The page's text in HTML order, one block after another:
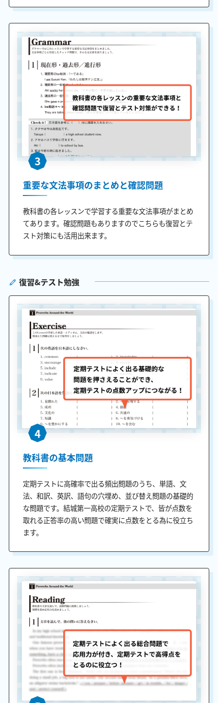
3
重要な文法事項のまとめと確認問題
教科書の各レッスンで学習する重要な文法事項がまとめ
てあります。確認問題もありますのでこちらも復習とテ
スト対策にも活用出来ます。
復習&テスト勉強
4
教科書の基本問題
定期テストに高確率で出る頻出問題のうち、単語、文
法、和訳、英訳、語句の穴埋め、並び替え問題の基礎的
な問題です。結城第一高校の定期テストで、皆が点数を
取れる正答率の高い問題で確実に点数をとる為に役立ち
ます。